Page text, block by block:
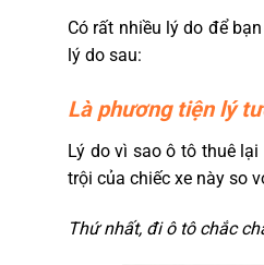
Có rất nhiều lý do để
lý do sau:
Là phương tiện lý
Lý do vì sao ô tô thuê
trội của chiếc xe này so
Thứ nhất, đi ô tô chắc